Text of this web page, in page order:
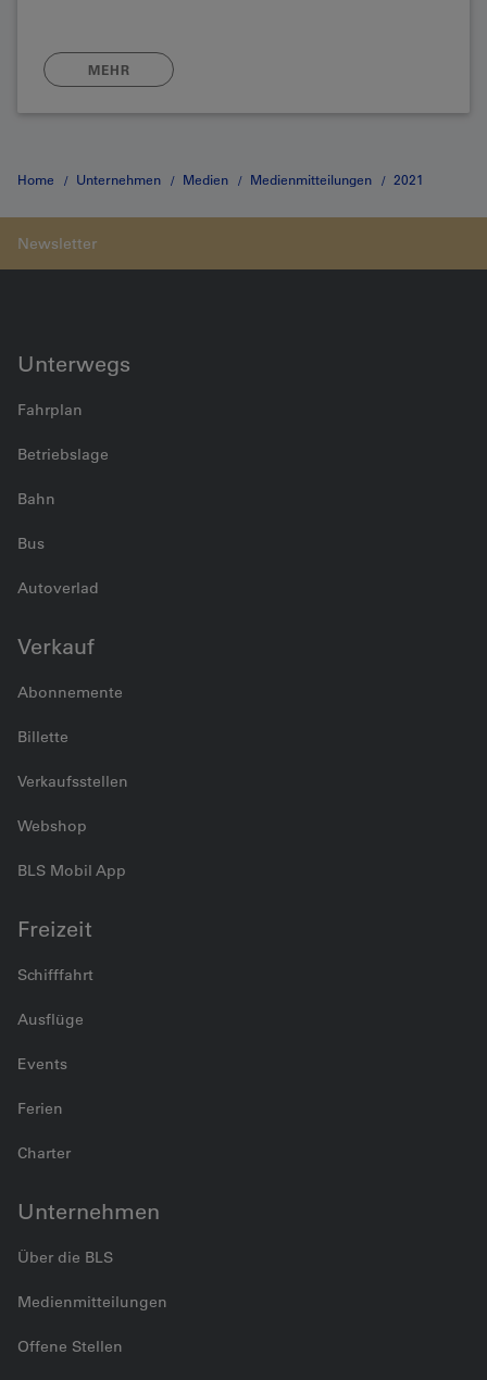
MEHR
Home Unternehmen Medien Medienmitteilungen 2021
Unterwegs
Fahrplan
Betriebslage
Bahn
Bus
Autoverlad
Verkauf
Abonnemente
Billette
Verkaufsstellen
Webshop
BLS Mobil App
Freizeit
Schifffahrt
Ausflüge
Events
Ferien
Charter
Unternehmen
Über die BLS
Medienmitteilungen
Offene Stellen